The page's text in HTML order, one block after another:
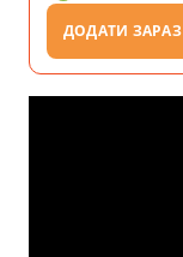
ДОДАТИ ЗАРАЗ